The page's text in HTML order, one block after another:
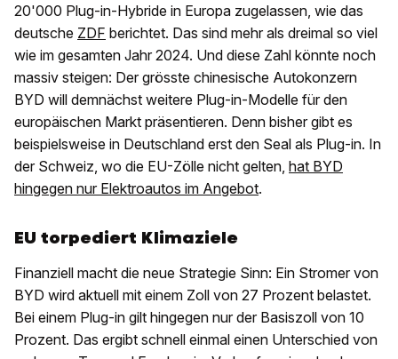
20'000 Plug-in-Hybride in Europa zugelassen, wie das
deutsche ZDF berichtet. Das sind mehr als dreimal so viel
wie im gesamten Jahr 2024. Und diese Zahl könnte noch
massiv steigen: Der grösste chinesische Autokonzern
BYD will demnächst weitere Plug-in-Modelle für den
europäischen Markt präsentieren. Denn bisher gibt es
beispielsweise in Deutschland erst den Seal als Plug-in. In
der Schweiz, wo die EU-Zölle nicht gelten, hat BYD
hingegen nur Elektroautos im Angebot.
EU torpediert Klimaziele
Finanziell macht die neue Strategie Sinn: Ein Stromer von
BYD wird aktuell mit einem Zoll von 27 Prozent belastet.
Bei einem Plug-in gilt hingegen nur der Basiszoll von 10
Prozent. Das ergibt schnell einmal einen Unterschied von